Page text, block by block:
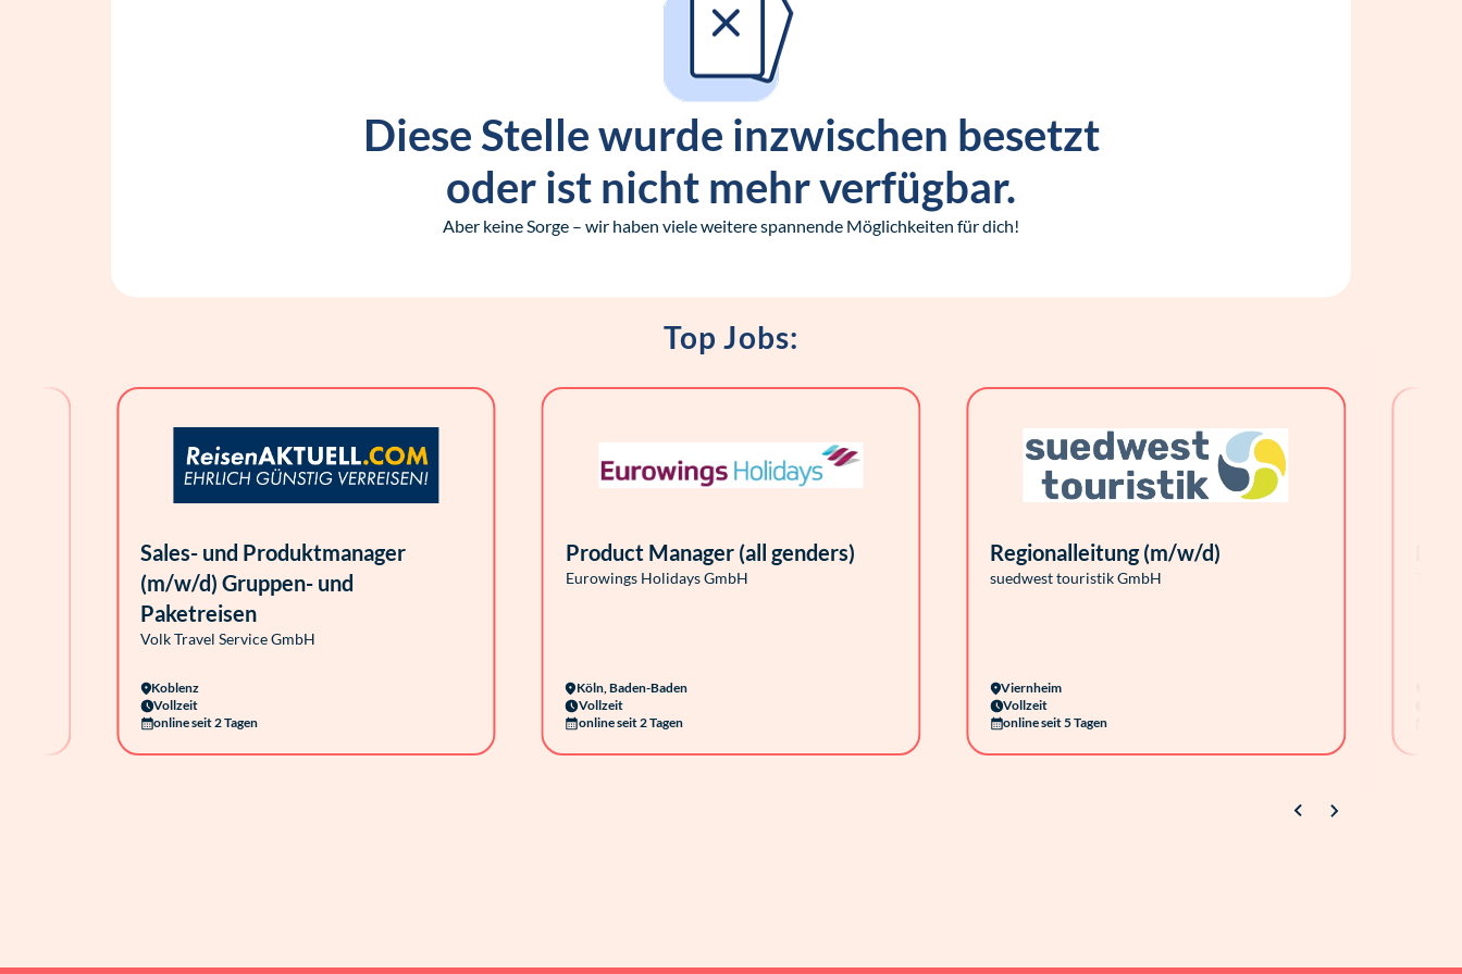
Diese Stelle wurde inzwischen besetzt
oder ist nicht mehr verfügbar.
Aber keine Sorge – wir haben viele weitere spannende Möglichkeiten für dich!
Top Jobs:
Sales- und Produktmanager
(m/w/d) Gruppen- und
Paketreisen
Volk Travel Service GmbH
Koblenz
Vollzeit
online seit 2 Tagen
Product Manager (all genders)
Eurowings Holidays GmbH
Köln, Baden-Baden
Vollzeit
online seit 2 Tagen
Regionalleitung (m/w/d)
suedwest touristik GmbH
Viernheim
Vollzeit
online seit 5 Tagen